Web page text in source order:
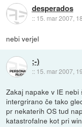
desperados
:: 15. mar 2007,
nebi verjel
;-)
:: 15. mar 2007,
Zakaj napake v IE
intergrirano če tako
pr nekaterih OS tud
katastrofalne kot pri